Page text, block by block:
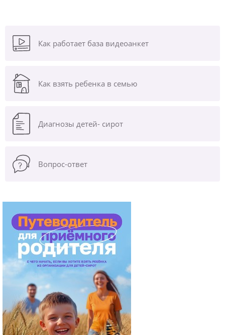
Как работает база видеоанкет
Как взять ребенка в семью
Диагнозы детей- сирот
Вопрос-ответ